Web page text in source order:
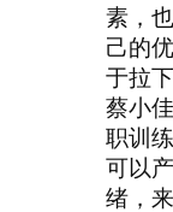
素，
己的
于拉
蔡小
职训
可以
绪，